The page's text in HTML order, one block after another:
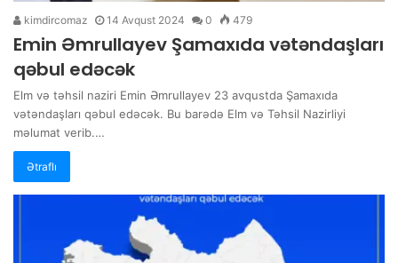
kimdircomaz 14 Avqust 2024 0 479
Emin Əmrullayev Şamaxıda vətəndaşları
qəbul edəcək
Elm və təhsil naziri Emin Əmrullayev 23 avqustda Şamaxıda
vətəndaşları qəbul edəcək. Bu barədə Elm və Təhsil Nazirliyi
məlumat verib.…
Ətraflı